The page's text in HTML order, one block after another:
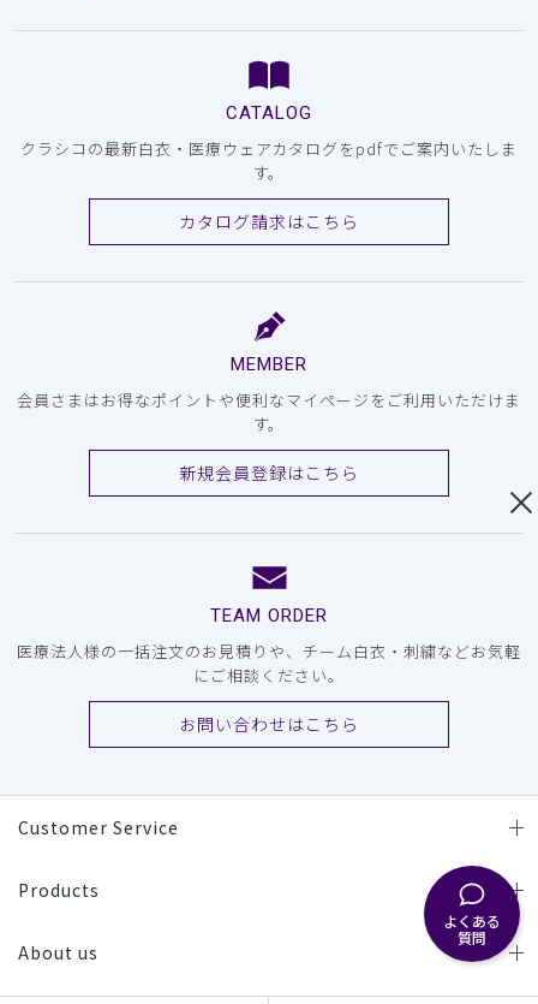
よくある
質問
CATALOG
クラシコの最新白衣・医療ウェアカタログをpdfでご案内いたしま
す。
カタログ請求はこちら
MEMBER
会員さまはお得なポイントや便利なマイページをご利用いただけま
す。
新規会員登録はこちら
TEAM ORDER
医療法人様の一括注文のお見積りや、チーム白衣・刺繍などお気軽
にご相談ください。
お問い合わせはこちら
Customer Service
Products
About us